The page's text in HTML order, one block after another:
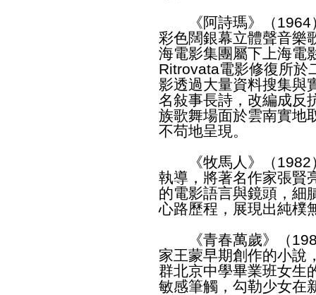
《阿詩瑪》（1964
彩色闊銀幕立體聲音樂
海電影集團屬下上海電
Ritrovata電影修復所於
影透過大量資料搜集與
名敍事長詩，改編成反
族歌舞場面於雲南實地
不苟地呈現。
《牧馬人》（1982
執導，將著名作家張賢
的電影語言與鏡頭，細
心路歷程，展現出純樸
《青春萬歲》（
家王蒙早期創作的小說
群北京中學畢業班女生
敏感筆觸，勾勒少女在